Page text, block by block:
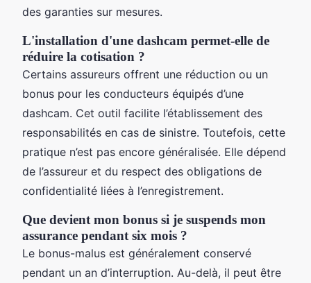
des garanties sur mesures.
L'installation d'une dashcam permet-elle de
réduire la cotisation ?
Certains assureurs offrent une réduction ou un
bonus pour les conducteurs équipés d’une
dashcam. Cet outil facilite l’établissement des
responsabilités en cas de sinistre. Toutefois, cette
pratique n’est pas encore généralisée. Elle dépend
de l’assureur et du respect des obligations de
confidentialité liées à l’enregistrement.
Que devient mon bonus si je suspends mon
assurance pendant six mois ?
Le bonus-malus est généralement conservé
pendant un an d’interruption. Au-delà, il peut être